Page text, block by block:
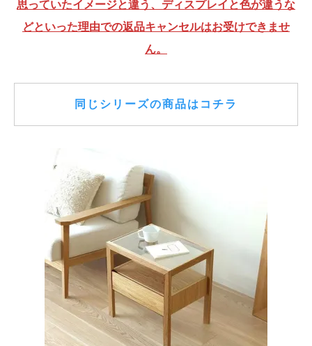
思っていたイメージと違う、ディスプレイと色が違うな
どといった理由での返品キャンセルはお受けできませ
ん。
同じシリーズの商品はコチラ